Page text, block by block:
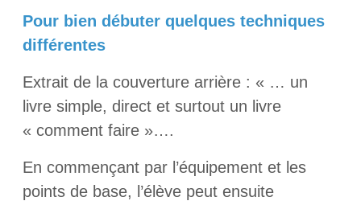
Pour bien débuter quelques techniques
différentes
Extrait de la couverture arrière : « … un
livre simple, direct et surtout un livre
« comment faire »….
En commençant par l’équipement et les
points de base, l’élève peut ensuite